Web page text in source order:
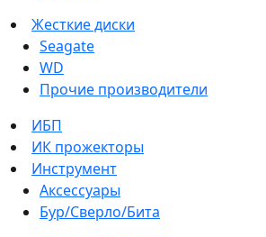
Жесткие диски
Seagate
WD
Прочие производители
ИБП
ИК прожекторы
Инструмент
Аксессуары
Бур/Сверло/Бита